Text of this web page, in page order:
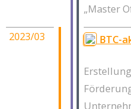
„Master
2023/03
BTC-